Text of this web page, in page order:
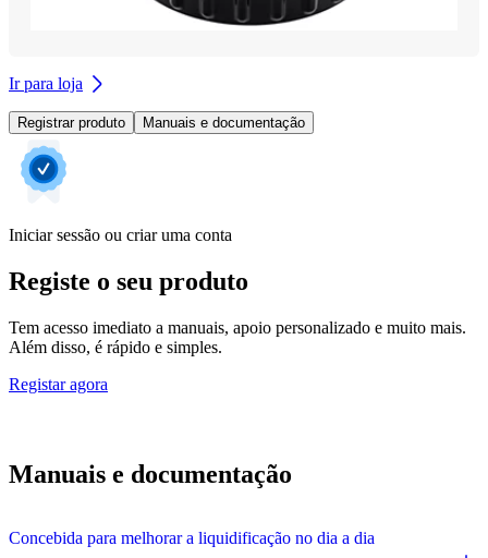
Ir para loja
Registrar produto Manuais e documentação
Iniciar sessão ou criar uma conta
Registe o seu produto
Tem acesso imediato a manuais, apoio personalizado e muito mais.
Além disso, é rápido e simples.
Registar agora
Manuais e documentação
Concebida para melhorar a liquidificação no dia a dia